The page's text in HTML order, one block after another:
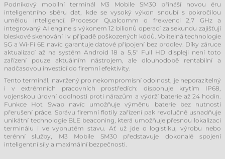
Podnikový mobilní terminál M3 Mobile SM30 přináší novou éru
inteligentního sběru dat, kde se vysoký výkon snoubí s pokročilou
umělou inteligencí. Procesor Qualcomm o frekvenci 2,7 GHz a
integrovaný AI engine s výkonem 12 bilionů operací za sekundu zajišťují
bleskové skenování i v případě poškozených kódů. Volitelná technologie
5G a Wi-Fi 6E navíc garantuje datové připojení bez prodlev. Díky záruce
aktualizací až na systém Android 18 a 5,5" Full HD displeji není toto
zařízení pouze aktuálním nástrojem, ale dlouhodobě rentabilní a
nadčasovou investicí do firemní efektivity.
Tento terminál, navržený pro nekompromisní odolnost, je neporazitelný
i v extrémních pracovních prostředích: disponuje krytím IP68,
vojenskou úrovní odolnosti proti nárazům a výdrží baterie až 24 hodin.
Funkce Hot Swap navíc umožňuje výměnu baterie bez nutnosti
přerušení práce. Správu firemní flotily zařízení pak revolučně usnadňuje
unikátní technologie BLE beaconing, která umožňuje přesnou lokalizaci
terminálu i ve vypnutém stavu. Ať už jde o logistiku, výrobu nebo
terénní služby, M3 Mobile SM30 představuje dokonalé spojení
inteligentní síly a maximální bezpečnosti.